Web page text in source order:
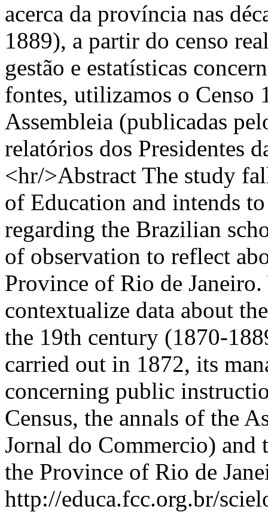
acerca da província nas
1889), a partir do censo
gestão e estatísticas
fontes, utilizamos o Censo
Assembleia (publicadas
relatórios dos Presidentes
<hr/>Abstract The study
of Education and intends
regarding the Brazilian
of observation to reflect
Province of Rio de Janeiro.
contextualize data about
the 19th century (1870-
carried out in 1872, its
concerning public
Census, the annals of the
Jornal do Commercio) and
the Province of Rio de
http://educa.fcc.org.br/